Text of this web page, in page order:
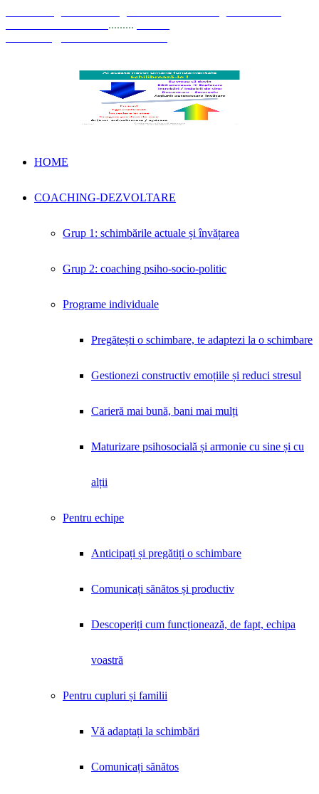
.........
HOME
COACHING-DEZVOLTARE
Grup 1: schimbările actuale și învățarea
Grup 2: coaching psiho-socio-politic
Programe individuale
Pregătești o schimbare, te adaptezi la o schimbare
Gestionezi constructiv emoțiile și reduci stresul
Carieră mai bună, bani mai mulți
Maturizare psihosocială și armonie cu sine și cu
alții
Pentru echipe
Anticipați și pregătiți o schimbare
Comunicați sănătos și productiv
Descoperiți cum funcționează, de fapt, echipa
voastră
Pentru cupluri și familii
Vă adaptați la schimbări
Comunicați sănătos